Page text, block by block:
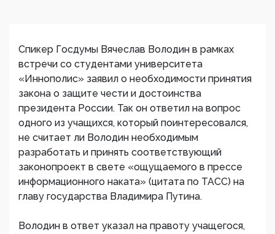
Спикер Госдумы Вячеслав Володин в рамках
встречи со студентами университета
«Иннополис» заявил о необходимости принятия
закона о защите чести и достоинства
президента России. Так он ответил на вопрос
одного из учащихся, который поинтересовался,
не считает ли Володин необходимым
разработать и принять соответствующий
законопроект​ в свете «ощущаемого в прессе
информационного наката» (цитата по ТАСС) на
главу государства Владимира Путина.
Володин в ответ указал на правоту учащегося,